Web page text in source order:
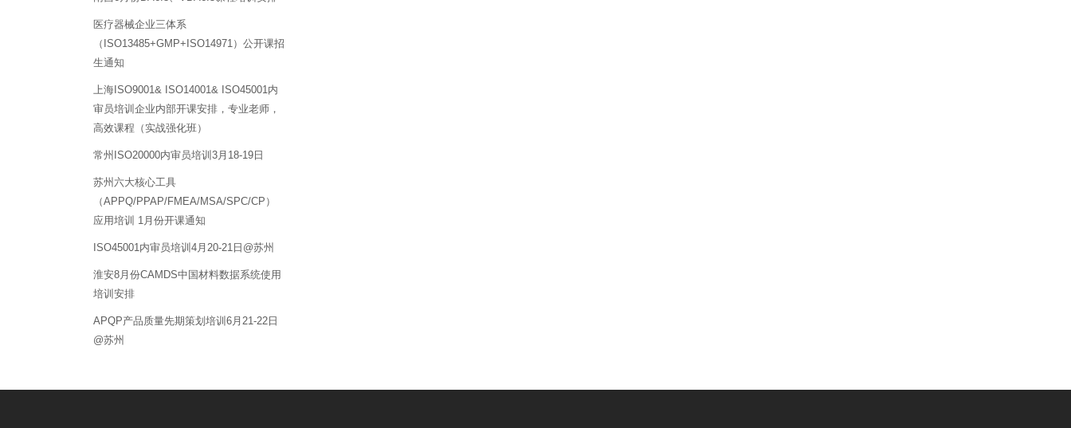
医疗器械企业三体系
（ISO13485+GMP+ISO14971）公开课招
生通知
上海ISO9001& ISO14001& ISO45001内
审员培训企业内部开课安排，专业老师，
高效课程（实战强化班）
常州ISO20000内审员培训3月18-19日
苏州六大核心工具
（APPQ/PPAP/FMEA/MSA/SPC/CP）
应用培训 1月份开课通知
ISO45001内审员培训4月20-21日@苏州
淮安8月份CAMDS中国材料数据系统使用
培训安排
APQP产品质量先期策划培训6月21-22日
@苏州